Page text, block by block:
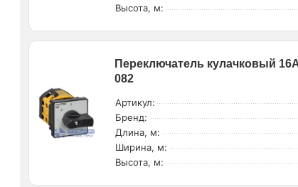
Высота, м:
Переключатель кулачковый
082
Артикул:
Бренд:
Длина, м:
Ширина, м:
Высота, м: